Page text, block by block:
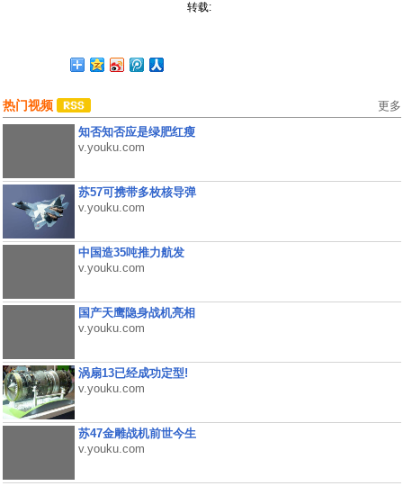
转载:
热门视频 更多
知否知否应是绿肥红瘦
v.youku.com
苏57可携带多枚核导弹
v.youku.com
中国造35吨推力航发
v.youku.com
国产天鹰隐身战机亮相
v.youku.com
涡扇13已经成功定型!
v.youku.com
苏47金雕战机前世今生
v.youku.com